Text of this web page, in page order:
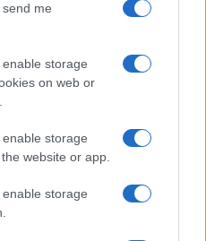
me
storage
on web or
storage
website or app.
storage